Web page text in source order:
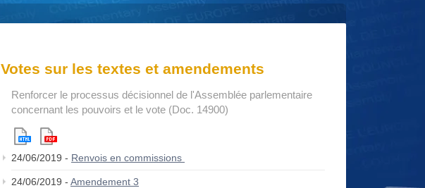
Votes sur les textes et amendements
Renforcer le processus décisionnel de l'Assemblée parlementaire
concernant les pouvoirs et le vote (Doc. 14900)
24/06/2019 - Renvois en commissions
24/06/2019 - Amendement 3